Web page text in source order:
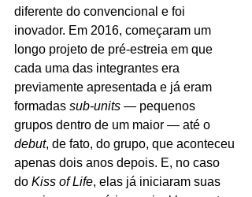
diferente do convencional e foi
inovador. Em 2016, começaram um
longo projeto de pré-estreia em que
cada uma das integrantes era
previamente apresentada e já eram
formadas sub-units — pequenos
grupos dentro de um maior — até o
debut, de fato, do grupo, que aconteceu
apenas dois anos depois. E, no caso
do Kiss of Life, elas já iniciaram suas